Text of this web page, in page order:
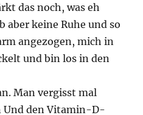
das noch, was eh
aber keine Ruhe und so
angezogen, mich in
und bin los in den
Man vergisst mal
Und den Vitamin-D-